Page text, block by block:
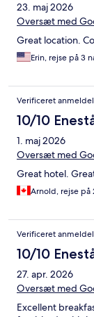
23. maj 2026
Oversæt med
Great location.
Erin, rejse på 3
Verificeret
10/10
1. maj 2026
Oversæt med
Great hotel.
Arnold, rejse
Verificeret
10/10
27. apr. 2026
Oversæt med
Excellent